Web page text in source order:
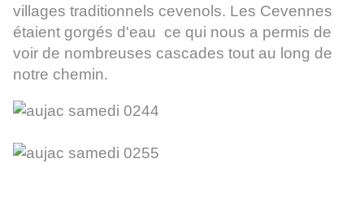
villages traditionnels cevenols. Les Cevennes
étaient gorgés d'eau ce qui nous a permis de
voir de nombreuses cascades tout au long de
notre chemin.